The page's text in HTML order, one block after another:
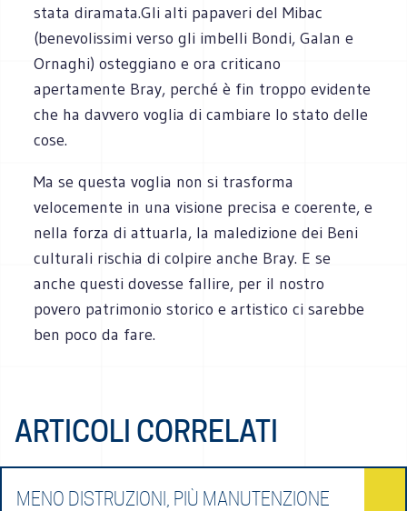
stata diramata.Gli alti papaveri del Mibac
(benevolissimi verso gli imbelli Bondi, Galan e
Ornaghi) osteggiano e ora criticano
apertamente Bray, perché è fin troppo evidente
che ha davvero voglia di cambiare lo stato delle
cose.
Ma se questa voglia non si trasforma
velocemente in una visione precisa e coerente, e
nella forza di attuarla, la maledizione dei Beni
culturali rischia di colpire anche Bray. E se
anche questi dovesse fallire, per il nostro
povero patrimonio storico e artistico ci sarebbe
ben poco da fare.
ARTICOLI CORRELATI
MENO DISTRUZIONI, PIÙ MANUTENZIONE